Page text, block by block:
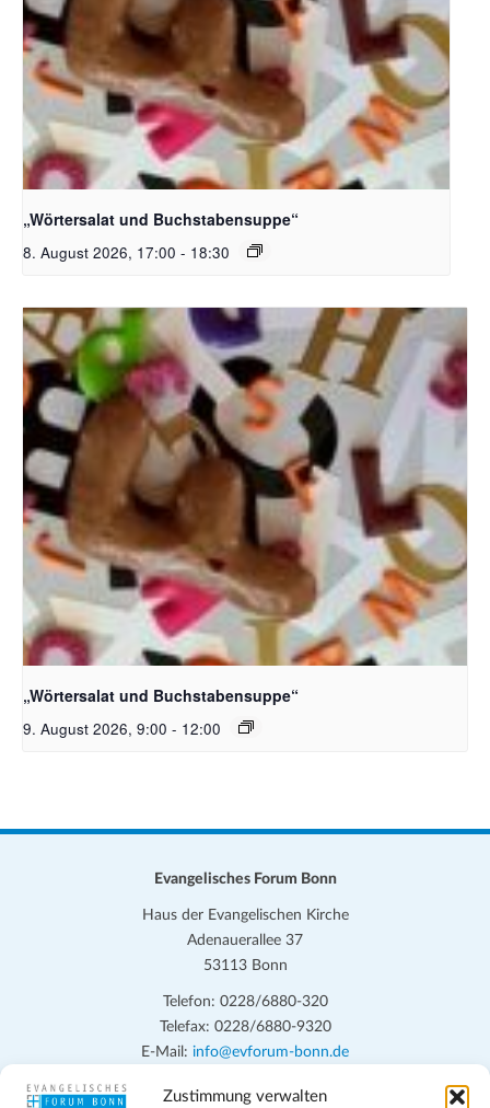
Zustimmung verwalten
Bildquelle_ Pixabay Free_Christoph Meinersmann
„Wörtersalat und Buchstabensuppe“
8. August 2026, 17:00 - 18:30
Bildquelle_ Pixabay Free_Christoph Meinersmann
„Wörtersalat und Buchstabensuppe“
9. August 2026, 9:00 - 12:00
Evangelisches Forum Bonn
Haus der Evangelischen Kirche
Adenauerallee 37
53113 Bonn
Telefon: 0228/6880-320
Telefax: 0228/6880-9320
E-Mail: info@evforum-bonn.de
Das Evangelische Forum Bonn will in seinen zentralen